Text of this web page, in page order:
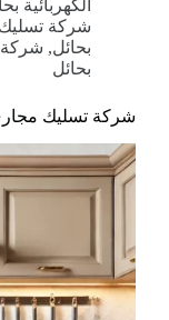
الكهربائية
شركة تسليك
بحائل,
بحائل
شركة تسليك